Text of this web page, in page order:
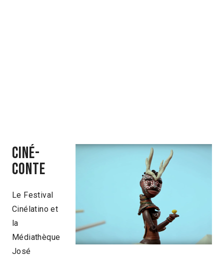
Ciné-
Conte
Le Festival
Cinélatino et
la
Médiathèque
José